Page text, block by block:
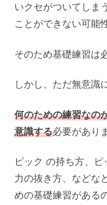
いクセがついてしま
ことができない可能
そのため基礎練習は
しかし、ただ無意識
何のための練習なの
意識する必要があり
ピック の持ち方、ピ
力の抜き方、などな
めの基礎練習がある